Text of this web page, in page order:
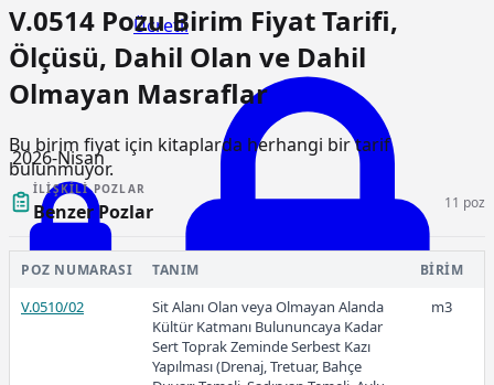
Ücretli
2026-Nisan
Ücretli
V.0514 Pozu Birim Fiyat Tarifi,
Ölçüsü, Dahil Olan ve Dahil
Olmayan Masraflar
Bu birim fiyat için kitaplarda herhangi bir tarif
bulunmuyor.
İLIŞKILI POZLAR
Benzer Pozlar 11 poz
POZ NUMARASI TANIM BIRIM
V.0510/02
Sit Alanı Olan veya Olmayan Alanda
Kültür Katmanı Bulununcaya Kadar
Sert Toprak Zeminde Serbest Kazı
Yapılması (Drenaj, Tretuar, Bahçe
m3